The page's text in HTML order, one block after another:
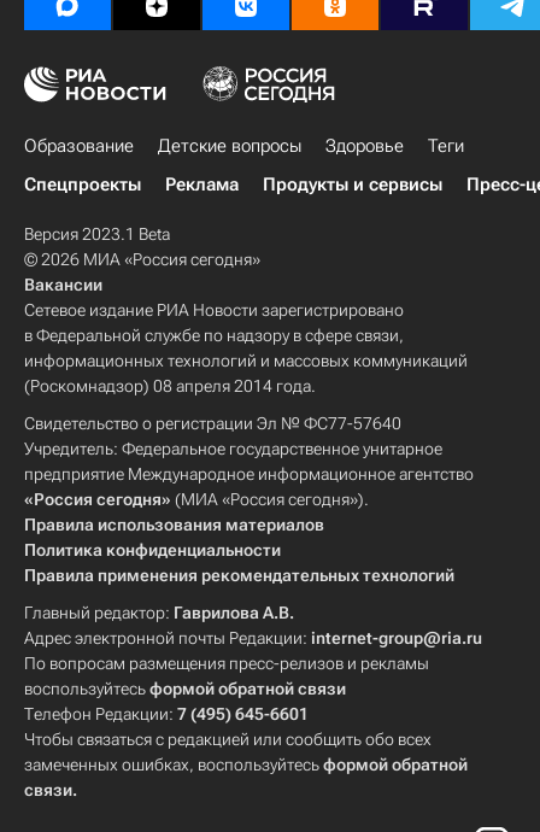
Образование Детские вопросы Здоровье
Теги
Спецпроекты
Реклама Продукты и сервисы Пресс-
Версия 2023.1 Beta
© 2026 МИА «Россия сегодня»
Вакансии
Сетевое издание РИА Новости зарегистрировано
в Федеральной службе по надзору в сфере связи,
информационных технологий и массовых коммуникаций
(Роскомнадзор) 08 апреля 2014 года.
Свидетельство о регистрации Эл № ФС77-57640
Учредитель: Федеральное государственное унитарное
предприятие Международное информационное агентство
«Россия сегодня» (МИА «Россия сегодня»).
Правила использования материалов
Политика конфиденциальности
Правила применения рекомендательных технологий
Главный редактор: Гаврилова А.В.
Адрес электронной почты Редакции: internet-group@ria.ru
По вопросам размещения пресс-релизов и рекламы
воспользуйтесьформой обратной связи
Телефон Редакции: 7 (495) 645-6601
Чтобы связаться с редакцией или сообщить обо всех
замеченных ошибках, воспользуйтесьформой обратной
связи.